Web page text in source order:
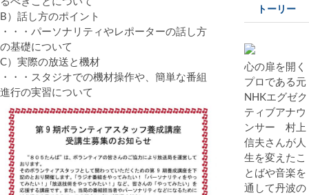
B）話し方のポイント
・・・パーソナリティやレポーターの話し方
の基礎について
C）実際の放送と機材
・・・スタジオでの機材操作や、簡単な番組
進行の実習について
トーリー
心の扉を開く
プロである元
NHKエグゼク
ティブアナウ
ンサー 村上
信夫さんが人
生を変えたこ
とばや音楽を
通して丹波の